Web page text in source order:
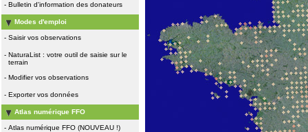
- Bulletin d'information des donateurs
Modes d'emploi
- Saisir vos observations
- NaturaList : votre outil de saisie sur le
terrain
- Modifier vos observations
- Exporter vos données
Atlas numérique FFO
- Atlas numérique FFO (NOUVEAU !)